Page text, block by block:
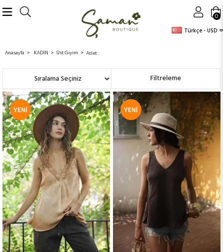
Türkçe - USD
0
Anasayfa KADIN Üst Giyim Atlet
Filtreleme
Sıralama
YENI
ÜRÜN
YENI
ÜRÜN